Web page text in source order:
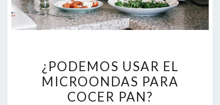
USAR
EL
MICROONDAS
¿PODEMOS USAR EL
MICROONDAS PARA
COCER PAN?